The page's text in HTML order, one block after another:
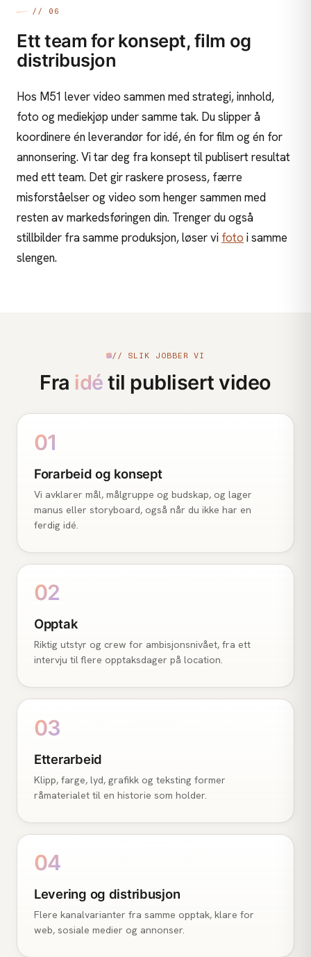
// 06
Ett team for konsept, film og
distribusjon
Hos M51 lever video sammen med strategi, innhold,
foto og mediekjøp under samme tak. Du slipper å
koordinere én leverandør for idé, én for film og én for
annonsering. Vi tar deg fra konsept til publisert resultat
med ett team. Det gir raskere prosess, færre
misforståelser og video som henger sammen med
resten av markedsføringen din. Trenger du også
stillbilder fra samme produksjon, løser vi foto i samme
slengen.
// SLIK JOBBER VI
Fra idé til publisert video
01
Forarbeid og konsept
Vi avklarer mål, målgruppe og budskap, og lager
manus eller storyboard, også når du ikke har en
ferdig idé.
02
Opptak
Riktig utstyr og crew for ambisjonsnivået, fra ett
intervju til flere opptaksdager på location.
03
Etterarbeid
Klipp, farge, lyd, grafikk og teksting former
råmaterialet til en historie som holder.
04
Levering og distribusjon
Flere kanalvarianter fra samme opptak, klare for
web, sosiale medier og annonser.